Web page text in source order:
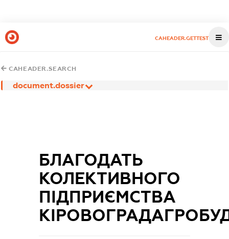
CAHEADER.GETTEST
CAHEADER.SEARCH
document.dossier
БЛАГОДАТЬ
КОЛЕКТИВНОГО
ПІДПРИЄМСТВА